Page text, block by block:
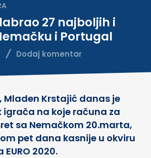
27 najboljih i
i Portugal
Dodaj komentar
Mladen Krstajić danas je
igrača na koje računa za
sa Nemačkom 20.marta,
pet dana kasnije u okviru
2020.